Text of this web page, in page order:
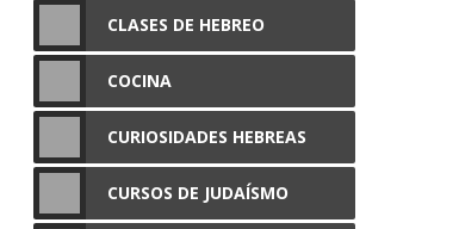
CLASES DE HEBREO
COCINA
CURIOSIDADES HEBREAS
CURSOS DE JUDAÍSMO